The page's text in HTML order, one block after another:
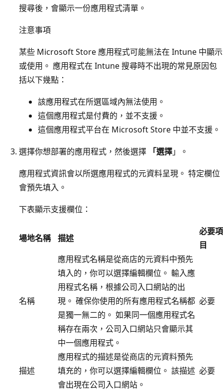
搜尋後，會顯示一份應用程式清單。
注意事項
某些 Microsoft Store 應用程式可能無法在 Intune 中顯示
或使用。 應用程式在 Intune 搜尋時不出現的常見原因包
括以下幾點：
該應用程式在所選區域內無法使用。
這個應用程式是付費的，並不支援。
這個應用程式平台在 Microsoft Store 中並不支援。
選擇你想部署的應用程式，然後選擇
「選擇」。
應用程式資訊會以所選應用程式的元資料呈現。 特定欄位
會預先填入。
下表顯示支援欄位：
場地名稱 描述
必要項
目
名稱
應用程式名稱是從商店的元資料中預先
填入的，你可以選擇編輯欄位。 輸入應
用程式名稱，根據公司入口網站的出
現。 確保你使用的所有應用程式名稱都
是獨一無二的。 如果同一個應用程式名
稱存在兩次，公司入口網站只會顯示其
中一個應用程式。
必要
描述
應用程式的描述是從商店的元資料預先
填充的，你可以選擇編輯欄位。 該描述
會出現在公司入口網站。
必要